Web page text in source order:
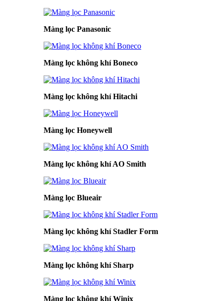
Màng lọc Panasonic
Màng lọc không khí Boneco
Màng lọc không khí Hitachi
Màng lọc Honeywell
Màng lọc không khí AO Smith
Màng lọc Blueair
Màng lọc không khí Stadler Form
Màng lọc không khí Sharp
Màng lọc không khí Winix